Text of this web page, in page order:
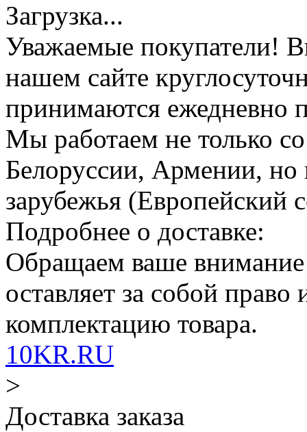
Загрузка...
Уважаемые покупатели!
нашем сайте
принимаются ежедневно
Мы работаем не только
Белоруссии, Армении, но
зарубежья
Подробнее о доставке:
Обращаем ваше внимание
оставляет за собой
комплектацию товара.
10KR.RU
>
Доставка заказа